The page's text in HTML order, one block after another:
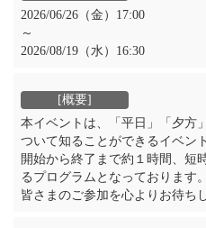
2026/06/26（金）17:00
～
2026/08/19（水）16:30
本イベントは、「平日」「夕方
ついて知ることができるイベン
開始から終了まで約１時間、短
るプログラムとなっております。
皆さまのご参加を心よりお待ち